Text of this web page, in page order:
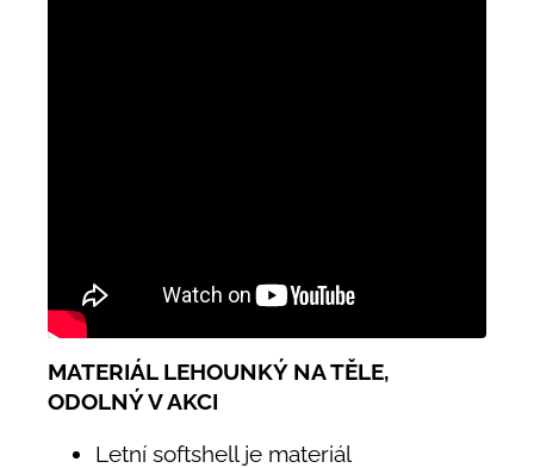
MATERIÁL LEHOUNKÝ NA TĚLE,
ODOLNÝ V AKCI
Letní softshell je materiál